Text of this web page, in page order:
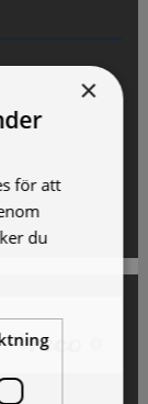
×
för att
du